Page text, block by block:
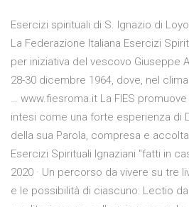
Esercizi spirituali di S. Ignazio di
La Federazione Italiana Esercizi
per iniziativa del vescovo Giuseppe
28-30 dicembre 1964, dove, nel
… www.fiesroma.it La FIES
intesi come una forte esperienza di
della sua Parola, compresa e
Esercizi Spirituali Ignaziani "fatti in
2020 · Un percorso da vivere su tre
e le possibilità di ciascuno: Lectio